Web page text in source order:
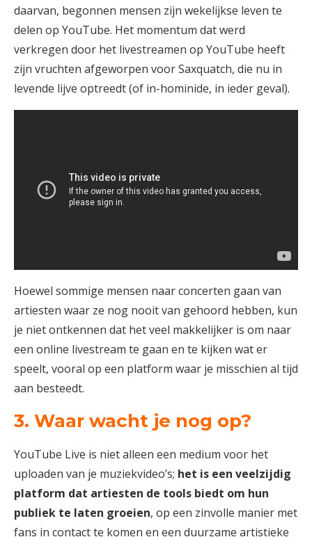
daarvan, begonnen mensen zijn wekelijkse leven te
delen op YouTube. Het momentum dat werd
verkregen door het livestreamen op YouTube heeft
zijn vruchten afgeworpen voor Saxquatch, die nu in
levende lijve optreedt (of in-hominide, in ieder geval).
Hoewel sommige mensen naar concerten gaan van
artiesten waar ze nog nooit van gehoord hebben, kun
je niet ontkennen dat het veel makkelijker is om naar
een online livestream te gaan en te kijken wat er
speelt, vooral op een platform waar je misschien al tijd
aan besteedt.
3. Waar wacht je nog op?
YouTube Live is niet alleen een medium voor het
uploaden van je muziekvideo’s; het is een veelzijdig
platform dat artiesten de tools biedt om hun
publiek te laten groeien, op een zinvolle manier met
fans in contact te komen en een duurzame artistieke